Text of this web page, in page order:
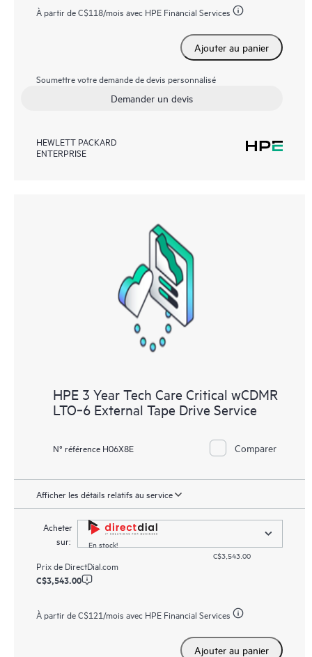
À partir deC$118/mois avec HPE Financial Services
Ajouter au panier
Soumettre votre demande de devis personnalisé
Demander un devis
HEWLETT PACKARD
ENTERPRISE
HPE 3 Year Tech Care Critical wCDMR
LTO‑6 External Tape Drive Service
N° référence H06X8E Comparer
Afficher les détails relatifs au service
Acheter
sur:
En stock!
C$3,543.00
Prix de DirectDial.com
C$3,543.00
À partir deC$121/mois avec HPE Financial Services
Ajouter au panier